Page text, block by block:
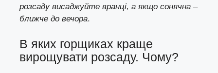
розсаду висаджуйте вранці, а якщо сонячна –
ближче до вечора.
В яких горщиках краще
вирощувати розсаду. Чому?